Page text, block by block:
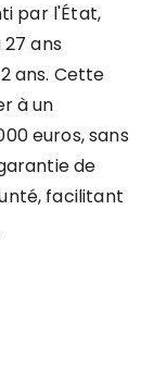
par l'État,
ans
ans. Cette
à un
euros, sans
de
facilitant